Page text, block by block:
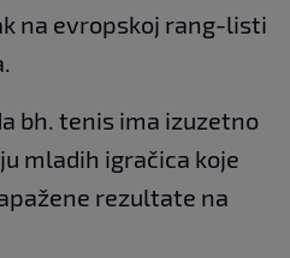
na evropskoj rang-listi
bh. tenis ima izuzetno
mladih igračica koje
rezultate na